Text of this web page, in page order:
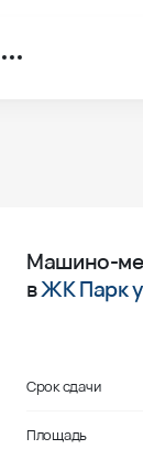
Машино-
вЖК Парк
Срок сдачи
Площадь